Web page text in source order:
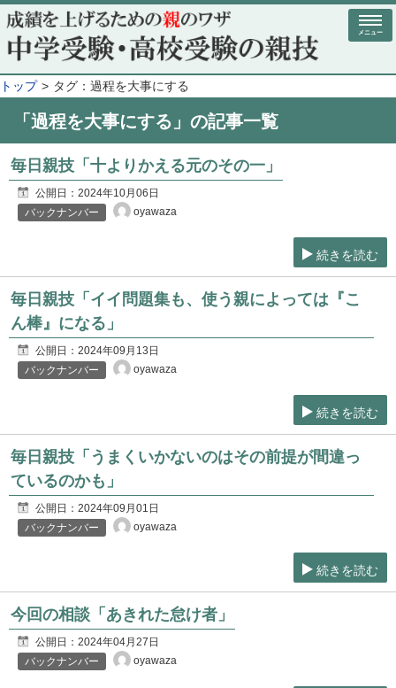
メニュー
トップ タグ：過程を大事にする
「過程を大事にする」の記事一覧
毎日親技「十よりかえる元のその一」
公開日： 2024年10月06日
バックナンバー
oyawaza
続きを読む
毎日親技「イイ問題集も、使う親によっては『こ
ん棒』になる」
公開日： 2024年09月13日
バックナンバー
oyawaza
続きを読む
毎日親技「うまくいかないのはその前提が間違っ
ているのかも」
公開日： 2024年09月01日
バックナンバー
oyawaza
続きを読む
今回の相談「あきれた怠け者」
公開日： 2024年04月27日
バックナンバー
oyawaza